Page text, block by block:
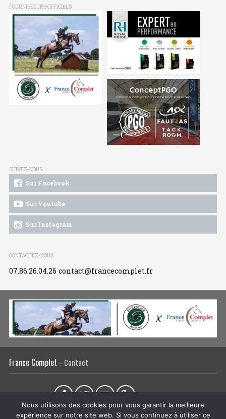
FOURNISSEURS OFFICIELS
SUIVEZ-NOUS
Sur Facebook
Sur Youtube
Sur Instagram
CONTACTEZ-NOUS
07.86.26.04.26 contact@francecomplet.fr
France Complet - Contact
L’association Actualités Tous les évènements Liens utiles
Nous utilisons des cookies pour vous garantir la meilleure
expérience sur notre site web. Si vous continuez à utiliser ce